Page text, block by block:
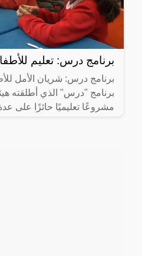
برنامج درس: تعليم
برنامج درس: شريان الأمل
مشروعًا تعليميًا حائزًا على